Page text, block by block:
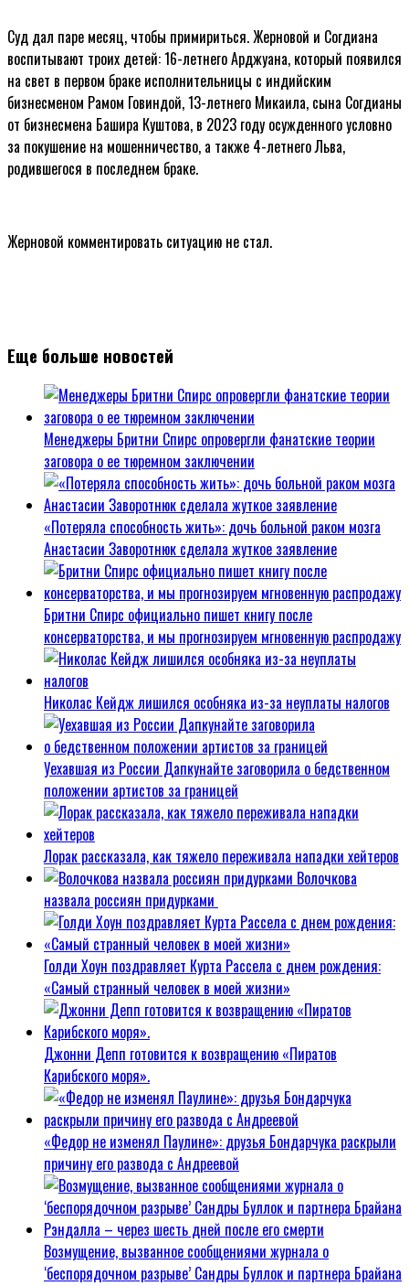
Суд дал паре месяц, чтобы примириться. Жерновой и Согдиана
воспитывают троих детей: 16-летнего Арджуана, который появился
на свет в первом браке исполнительницы с индийским
бизнесменом Рамом Говиндой, 13-летнего Микаила, сына Согдианы
от бизнесмена Башира Куштова, в 2023 году осужденного условно
за покушение на мошенничество, а также 4-летнего Льва,
родившегося в последнем браке.
Жерновой комментировать ситуацию не стал.
Еще больше новостей
Менеджеры Бритни Спирс опровергли фанатские теории
заговора о ее тюремном заключении
«Потеряла способность жить»: дочь больной раком мозга
Анастасии Заворотнюк сделала жуткое заявление
Бритни Спирс официально пишет книгу после
консерваторства, и мы прогнозируем мгновенную распродажу
Николас Кейдж лишился особняка из-за неуплаты налогов
Уехавшая из России Дапкунайте заговорила о бедственном
положении артистов за границей
Лорак рассказала, как тяжело переживала нападки хейтеров
Волочкова
назвала россиян придурками
Голди Хоун поздравляет Курта Рассела с днем рождения:
«Самый странный человек в моей жизни»
Джонни Депп готовится к возвращению «Пиратов
Карибского моря».
«Федор не изменял Паулине»: друзья Бондарчука раскрыли
причину его развода с Андреевой
Возмущение, вызванное сообщениями журнала о
‘беспорядочном разрыве’ Сандры Буллок и партнера Брайана